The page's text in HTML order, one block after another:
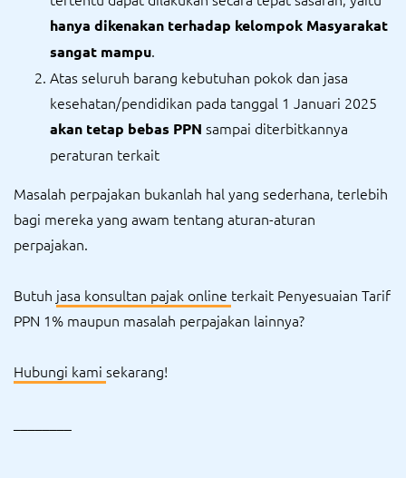
hanya dikenakan terhadap kelompok Masyarakat
sangat mampu.
Atas seluruh barang kebutuhan pokok dan jasa
kesehatan/pendidikan pada tanggal 1 Januari 2025
akan tetap bebas PPN sampai diterbitkannya
peraturan terkait
Masalah perpajakan bukanlah hal yang sederhana, terlebih
bagi mereka yang awam tentang aturan-aturan
perpajakan.
Butuh jasa konsultan pajak online terkait Penyesuaian Tarif
PPN 1% maupun masalah perpajakan lainnya?
Hubungi kami sekarang!